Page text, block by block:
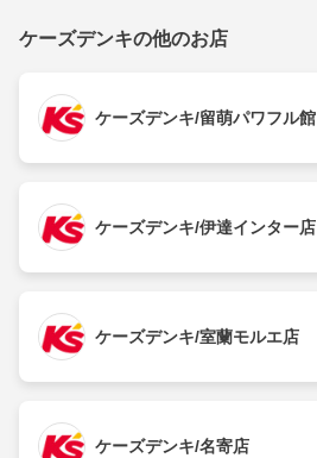
ケーズデンキの他のお店
ケーズデンキ/留萌パワフル館
ケーズデンキ/伊達インター店
ケーズデンキ/室蘭モルエ店
ケーズデンキ/名寄店